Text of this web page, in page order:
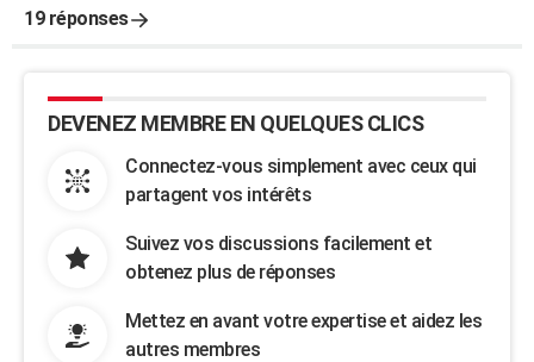
19 réponses
DEVENEZ MEMBRE EN QUELQUES CLICS
Connectez-vous simplement avec ceux qui
partagent vos intérêts
Suivez vos discussions facilement et
obtenez plus de réponses
Mettez en avant votre expertise et aidez les
autres membres